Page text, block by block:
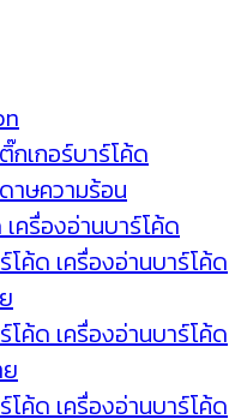
กเกอร์บาร์โค้ด
าษความร้อน
ครื่องอ่านบาร์โค้ด
โค้ด เครื่องอ่านบาร์โค้ด
โค้ด เครื่องอ่านบาร์โค้ด
โค้ด เครื่องอ่านบาร์โค้ด